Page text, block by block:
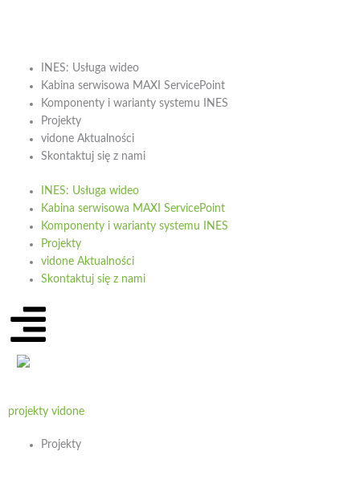
INES: Usługa wideo
Kabina serwisowa MAXI ServicePoint
Komponenty i warianty systemu INES
Projekty
vidone Aktualności
Skontaktuj się z nami
INES: Usługa wideo
Kabina serwisowa MAXI ServicePoint
Komponenty i warianty systemu INES
Projekty
vidone Aktualności
Skontaktuj się z nami
projekty vidone
Projekty